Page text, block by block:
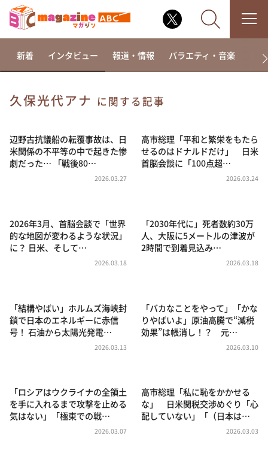
相席食堂
これ余談なんですけど・・・
～人生密着トークバラエティ！～ やすとものいたっ
news おかえり
河合＆A.B.C-Z塚田×福井アナ「なんでやねん！？」
（news おかえり）
朝だ！生です旅サラダ
教えて！ニュースライブ 正義のミカタ
ポツンと一軒家
ザキ山小屋本館
新着 インタビュー 報道・情報 バラエティ・音楽 ド
久保光代アナ に関する記事
辺野古抗議船の転覆事故は、日
米関係の不平等の中で起きた惨
劇だった… 「戦後80…
2026.03.27
高市総理「平和と繁栄をもたら
せるのはドナルドだけ」 日米
首脳会談に「100点超…
2026.03.24
2026年3月、首脳会談で「世界
的な地図が変わるような状況」
に？ 日米、そして…
2026.03.18
「2030年代に」死者数約30万
人、大阪に5メートルの津波が
2時間で到着見込み…
2026.03.18
「結構やばい」ホルムズ海峡封
鎖で日本のエネルギーに赤信
号！ 石油から太陽光発電…
2026.03.13
「バカなことをやって」「かな
りやばいよ」原油高騰で“減税
効果”は帳消し！？ 元…
2026.03.10
「ロシアはウクライナの全領土
を手に入れるまで攻撃を止める
気はない」「極東での戦…
2026.03.07
高市総理「私に恥をかかせる
な」 日米関税交渉めぐり「心
配していない」「（日本は…
2026.03.03